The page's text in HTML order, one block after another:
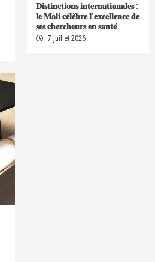
𝐃𝐢𝐬𝐭𝐢𝐧𝐜𝐭𝐢𝐨𝐧𝐬 𝐢𝐧𝐭𝐞𝐫𝐧𝐚𝐭𝐢𝐨𝐧𝐚𝐥𝐞𝐬 :
𝐥𝐞 𝐌𝐚𝐥𝐢 𝐜𝐞́𝐥𝐞̀𝐛𝐫𝐞 𝐥’𝐞𝐱𝐜𝐞𝐥𝐥𝐞𝐧𝐜𝐞 𝐝𝐞
𝐬𝐞𝐬 𝐜𝐡𝐞𝐫𝐜𝐡𝐞𝐮𝐫𝐬 𝐞𝐧 𝐬𝐚𝐧𝐭𝐞́
7 juillet 2026